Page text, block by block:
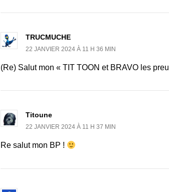
TRUCMUCHE
22 JANVIER 2024 À 11 H 36 MIN
(Re) Salut mon « TIT TOON et BRAVO les
Titoune
22 JANVIER 2024 À 11 H 37 MIN
Re salut mon BP !